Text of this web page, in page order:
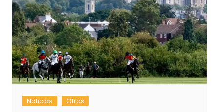
Noticias Otros